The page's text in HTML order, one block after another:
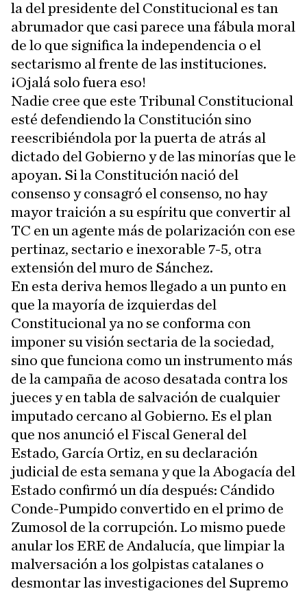
la del presidente del Constitucional es tan
abrumador que casi parece una fábula moral
de lo que significa la independencia o el
sectarismo al frente de las instituciones.
¡Ojalá solo fuera eso!
Nadie cree que este Tribunal Constitucional
esté defendiendo la Constitución sino
reescribiéndola por la puerta de atrás al
dictado del Gobierno y de las minorías que le
apoyan. Si la Constitución nació del
consenso y consagró el consenso, no hay
mayor traición a su espíritu que convertir al
TC en un agente más de polarización con ese
pertinaz, sectario e inexorable 7-5, otra
extensión del muro de Sánchez.
En esta deriva hemos llegado a un punto en
que la mayoría de izquierdas del
Constitucional ya no se conforma con
imponer su visión sectaria de la sociedad,
sino que funciona como un instrumento más
de la campaña de acoso desatada contra los
jueces y en tabla de salvación de cualquier
imputado cercano al Gobierno. Es el plan
que nos anunció el Fiscal General del
Estado, García Ortiz, en su declaración
judicial de esta semana y que la Abogacía del
Estado confirmó un día después: Cándido
Conde-Pumpido convertido en el primo de
Zumosol de la corrupción. Lo mismo puede
anular los ERE de Andalucía, que limpiar la
malversación a los golpistas catalanes o
desmontar las investigaciones del Supremo